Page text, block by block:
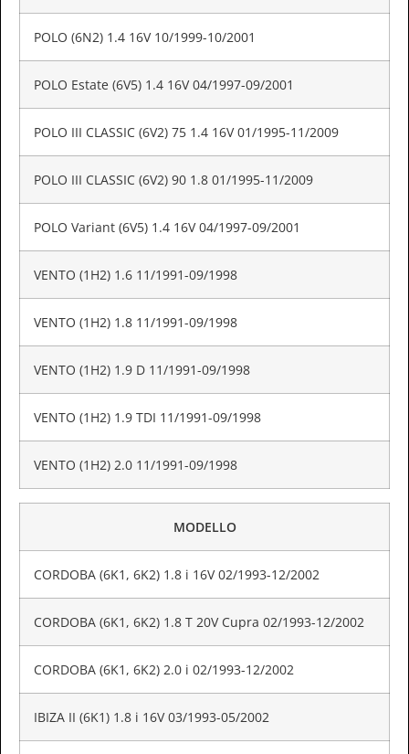
POLO (6N2) 1.4 16V 10/1999-10/2001
POLO Estate (6V5) 1.4 16V 04/1997-09/2001
POLO III CLASSIC (6V2) 75 1.4 16V 01/1995-11/2009
POLO III CLASSIC (6V2) 90 1.8 01/1995-11/2009
POLO Variant (6V5) 1.4 16V 04/1997-09/2001
VENTO (1H2) 1.6 11/1991-09/1998
VENTO (1H2) 1.8 11/1991-09/1998
VENTO (1H2) 1.9 D 11/1991-09/1998
VENTO (1H2) 1.9 TDI 11/1991-09/1998
VENTO (1H2) 2.0 11/1991-09/1998
MODELLO
CORDOBA (6K1, 6K2) 1.8 i 16V 02/1993-12/2002
CORDOBA (6K1, 6K2) 1.8 T 20V Cupra 02/1993-12/2002
CORDOBA (6K1, 6K2) 2.0 i 02/1993-12/2002
IBIZA II (6K1) 1.8 i 16V 03/1993-05/2002